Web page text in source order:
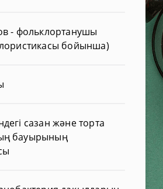
- фольклортанушы
бойынша)
сазан және торта
бауырының